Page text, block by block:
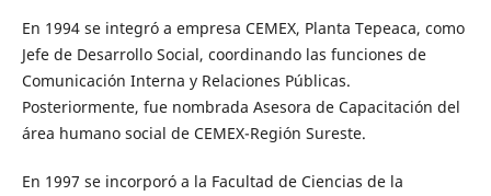
En 1994 se integró a empresa CEMEX, Planta Tepeaca, como
Jefe de Desarrollo Social, coordinando las funciones de
Comunicación Interna y Relaciones Públicas.
Posteriormente, fue nombrada Asesora de Capacitación del
área humano social de CEMEX-Región Sureste.
En 1997 se incorporó a la Facultad de Ciencias de la